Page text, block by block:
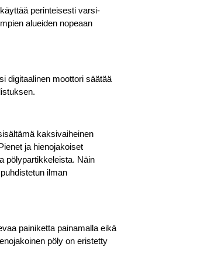
perinteisesti varsi-
alueiden nopeaan
digitaalinen moottori säätää
kaksivaiheinen
ja hienojakoiset
pölypartikkeleista. Näin
ilman
painiketta painamalla eikä
pöly on eristetty